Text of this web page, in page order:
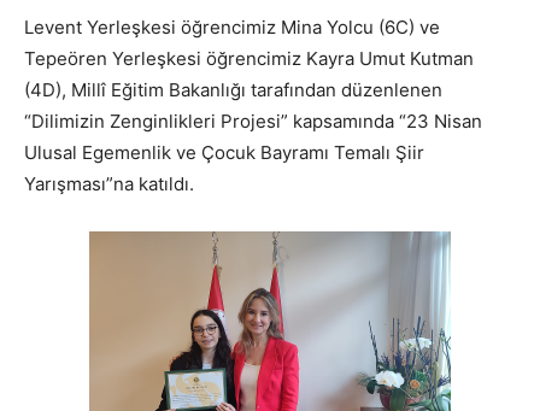
Levent Yerleşkesi öğrencimiz Mina Yolcu (6C) ve
Tepeören Yerleşkesi öğrencimiz Kayra Umut Kutman
(4D), Millî Eğitim Bakanlığı tarafından düzenlenen
“Dilimizin Zenginlikleri Projesi” kapsamında “23 Nisan
Ulusal Egemenlik ve Çocuk Bayramı Temalı Şiir
Yarışması”na katıldı.